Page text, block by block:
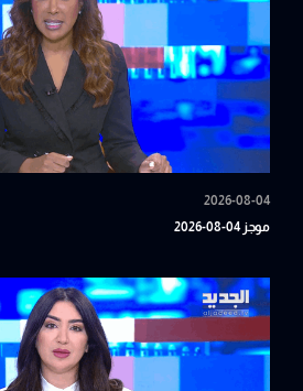
2026-08-04
موجز 04-08-2026